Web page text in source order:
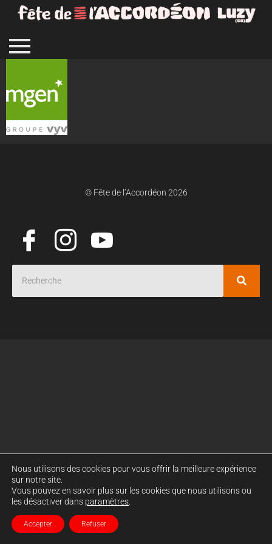
© Fête de l’Accordéon 2026
Nous utilisons des cookies pour vous offrir la meilleure expérience
sur notre site.
Vous pouvez en savoir plus sur les cookies que nous utilisons ou
les désactiver dans paramètres
Accepter Refuser